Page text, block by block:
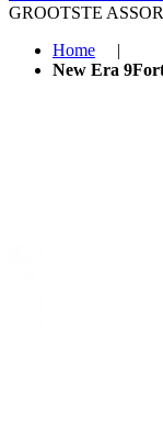
GROOTSTE
Home
|
New Era